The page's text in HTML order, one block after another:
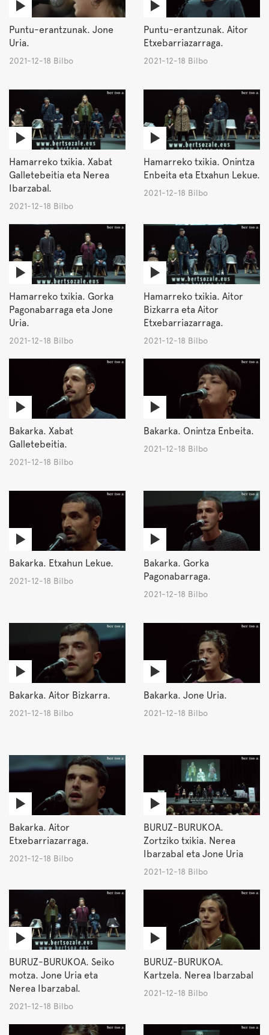
Puntu-erantzunak. Jone
Uria.
2021-12-18 Bilbo
Puntu-erantzunak. Aitor
Etxebarriazarraga.
2021-12-18 Bilbo
Hamarreko txikia. Xabat
Galletebeitia eta Nerea
Ibarzabal.
2021-12-18 Bilbo
Hamarreko txikia. Onintza
Enbeita eta Etxahun Lekue.
2021-12-18 Bilbo
Hamarreko txikia. Gorka
Pagonabarraga eta Jone
Uria.
2021-12-18 Bilbo
Hamarreko txikia. Aitor
Bizkarra eta Aitor
Etxebarriazarraga.
2021-12-18 Bilbo
Bakarka. Xabat
Galletebeitia.
2021-12-18 Bilbo
Bakarka. Onintza Enbeita.
2021-12-18 Bilbo
Bakarka. Etxahun Lekue.
2021-12-18 Bilbo
Bakarka. Gorka
Pagonabarraga.
2021-12-18 Bilbo
Bakarka. Aitor Bizkarra.
2021-12-18 Bilbo
Bakarka. Jone Uria.
2021-12-18 Bilbo
Bakarka. Aitor
Etxebarriazarraga.
2021-12-18 Bilbo
BURUZ-BURUKOA.
Zortziko txikia. Nerea
Ibarzabal eta Jone Uria
2021-12-18 Bilbo
BURUZ-BURUKOA. Seiko
motza. Jone Uria eta
Nerea Ibarzabal.
2021-12-18 Bilbo
BURUZ-BURUKOA.
Kartzela. Nerea Ibarzabal
2021-12-18 Bilbo